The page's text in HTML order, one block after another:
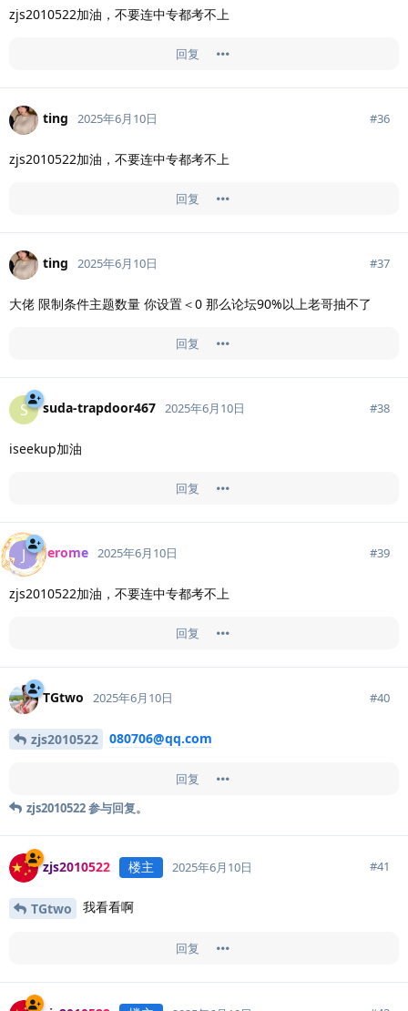
zjs2010522加油，不要连中专都考不上
回复
ting 2025年6月10日 #36
zjs2010522加油，不要连中专都考不上
回复
ting 2025年6月10日 #37
大佬 限制条件主题数量 你设置＜0 那么论坛90%以上老哥抽不了
回复
S suda-trapdoor467 2025年6月10日 #38
iseekup加油
回复
J Jerome 2025年6月10日 #39
zjs2010522加油，不要连中专都考不上
回复
TGtwo 2025年6月10日 #40
zjs2010522 080706@qq.com
回复
zjs2010522参与回复。
zjs2010522 楼主 2025年6月10日 #41
TGtwo 我看看啊
回复